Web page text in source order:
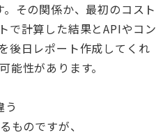
その関係か、最初のコスト
で計算した結果とAPIやコン
後日レポート作成してくれ
性があります。
ものですが、